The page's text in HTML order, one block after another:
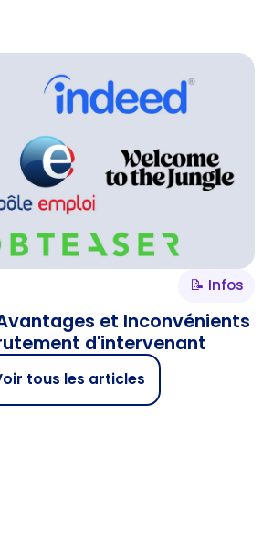
📝 Infos
et Inconvénients
d'intervenant
tous les articles